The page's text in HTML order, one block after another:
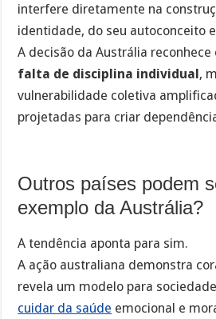
interfere diretamente na
identidade, do seu autoconceito
A decisão da Austrália reconhece
falta de disciplina individual,
vulnerabilidade coletiva
projetadas para criar
Outros países podem
exemplo da Austrália?
A tendência aponta para sim.
A ação australiana demonstra
revela um modelo para
cuidar da saúde emocional e